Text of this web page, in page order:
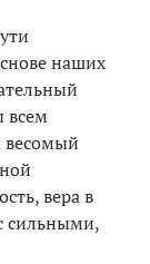
наших
всем
весомый
вера в
сильными,